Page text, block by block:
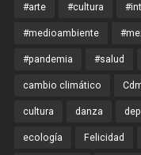
#arte #cultura
#medioambiente
#pandemia #salud
cambio climático
cultura danza
ecología Felicidad